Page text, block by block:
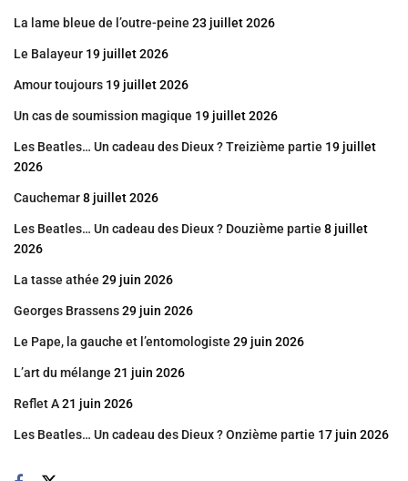
La lame bleue de l’outre-peine 23 juillet 2026
Le Balayeur 19 juillet 2026
Amour toujours 19 juillet 2026
Un cas de soumission magique 19 juillet 2026
Les Beatles… Un cadeau des Dieux ? Treizième partie 19 juillet
2026
Cauchemar8 juillet 2026
Les Beatles… Un cadeau des Dieux ? Douzième partie 8 juillet
2026
La tasse athée 29 juin 2026
Georges Brassens29 juin 2026
Le Pape, la gauche et l’entomologiste 29 juin 2026
L’art du mélange 21 juin 2026
Reflet A21 juin 2026
Les Beatles… Un cadeau des Dieux ? Onzième partie 17 juin 2026